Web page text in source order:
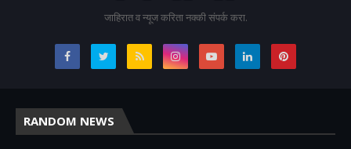
जाहिरात व न्यूज करिता नक्की संपर्क करा.
RANDOM NEWS